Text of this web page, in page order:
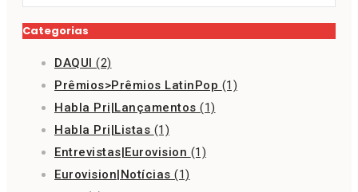
Categorias
DAQUI (2)
Prêmios>Prêmios LatinPop (1)
Habla Pri|Lançamentos (1)
Habla Pri|Listas (1)
Entrevistas|Eurovision (1)
Eurovision|Notícias (1)